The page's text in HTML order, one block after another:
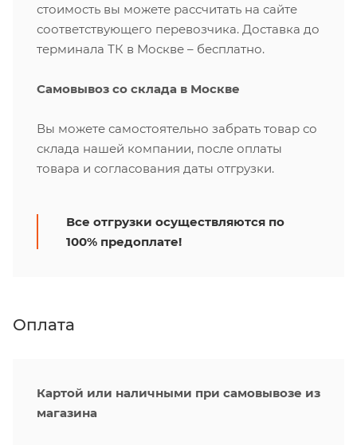
стоимость вы можете рассчитать на сайте
соответствующего перевозчика. Доставка до
терминала ТК в Москве – бесплатно.
Самовывоз со склада в Москве
Вы можете самостоятельно забрать товар со
склада нашей компании, после оплаты
товара и согласования даты отгрузки.
Все отгрузки осуществляются по
100% предоплате!
Оплата
Картой или наличными при самовывозе из
магазина